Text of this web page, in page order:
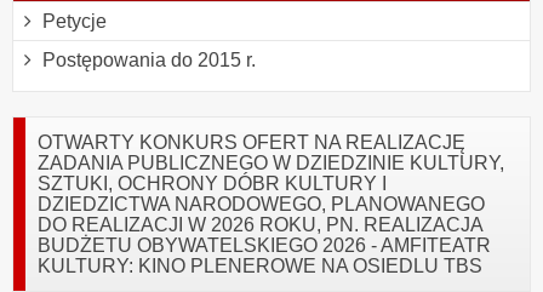
Petycje
Postępowania do 2015 r.
OTWARTY KONKURS OFERT NA REALIZACJĘ
ZADANIA PUBLICZNEGO W DZIEDZINIE KULTURY,
SZTUKI, OCHRONY DÓBR KULTURY I
DZIEDZICTWA NARODOWEGO, PLANOWANEGO
DO REALIZACJI W 2026 ROKU, PN. REALIZACJA
BUDŻETU OBYWATELSKIEGO 2026 - AMFITEATR
KULTURY: KINO PLENEROWE NA OSIEDLU TBS